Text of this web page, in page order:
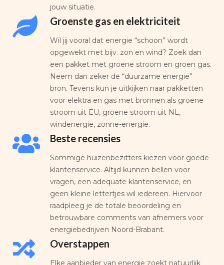
jouw situatie.
Groenste gas en elektriciteit
Wil jij vooral dat energie “schoon” wordt
opgewekt met bijv. zon en wind? Zoek dan
een pakket met groene stroom en groen gas.
Neem dan zeker de “duurzame energie”
bron. Tevens kun je uitkijken naar pakketten
voor elektra en gas met bronnen als groene
stroom uit EU, groene stroom uit NL,
windenergie, zonne-energie.
Beste recensies
Sommige huizenbezitters kiezen voor goede
klantenservice. Altijd kunnen bellen voor
vragen, een adequate klantenservice, en
geen kleine lettertjes wil iedereen. Hiervoor
raadpleeg je de totale beoordeling en
betrouwbare comments van afnemers voor
energiebedrijven Noord-Brabant.
Overstappen
Elke aanbieder van energie zoekt natuurlijk